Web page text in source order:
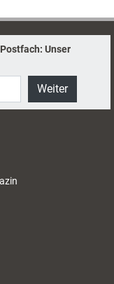
Unser
Weiter